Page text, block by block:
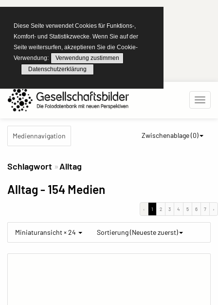
Diese Seite verwendet Cookies für Funktions-,
Komfort- und Statistikzwecke. Wenn Sie auf der
Seite weitersurfen, akzeptieren Sie die Cookie-
Verwendung:
Verwendung zustimmen
Datenschutzerklärung
Mediennavigation Zwischenablage (0)
Schlagwort Alltag
Alltag - 154 Medien
‹ 1 2 3 4 5 6 7 ›
Miniaturansicht × 24 Sortierung (Neueste zuerst)